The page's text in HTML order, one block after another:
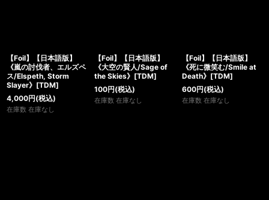
【Foil】【日本語版】
《嵐の討伐者、エルズペ
ス/Elspeth, Storm
Slayer》[TDM]
4,000円(税込)
在庫数 在庫なし
【Foil】【日本語版】
《大空の賢人/Sage of
the Skies》[TDM]
100円(税込)
在庫数 在庫なし
【Foil】【日本語版】
《死に微笑む/Smile at
Death》[TDM]
600円(税込)
在庫数 在庫なし